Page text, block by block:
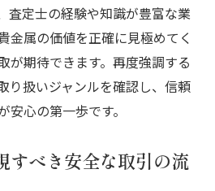
査定士の経験や知識が豊富な業
金属の価値を正確に見極めてく
が期待できます。再度強調する
り扱いジャンルを確認し、信頼
心の第一歩です。
すべき安全な取引の流